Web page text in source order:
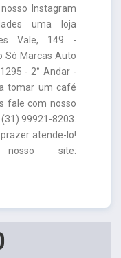
Instagram
uma loja
Vale, 149 -
Só Marcas Auto
- 2° Andar -
tomar um café
fale com nosso
99921-8203.
atende-lo!
site: